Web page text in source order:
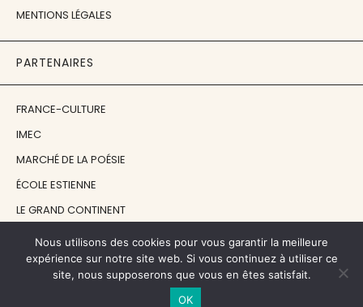
MENTIONS LÉGALES
PARTENAIRES
FRANCE-CULTURE
IMEC
MARCHÉ DE LA POÉSIE
ÉCOLE ESTIENNE
LE GRAND CONTINENT
DIACRITIK
EN ATTENDANT NADEAU
Nous utilisons des cookies pour vous garantir la meilleure
expérience sur notre site web. Si vous continuez à utiliser ce
site, nous supposerons que vous en êtes satisfait.
OK